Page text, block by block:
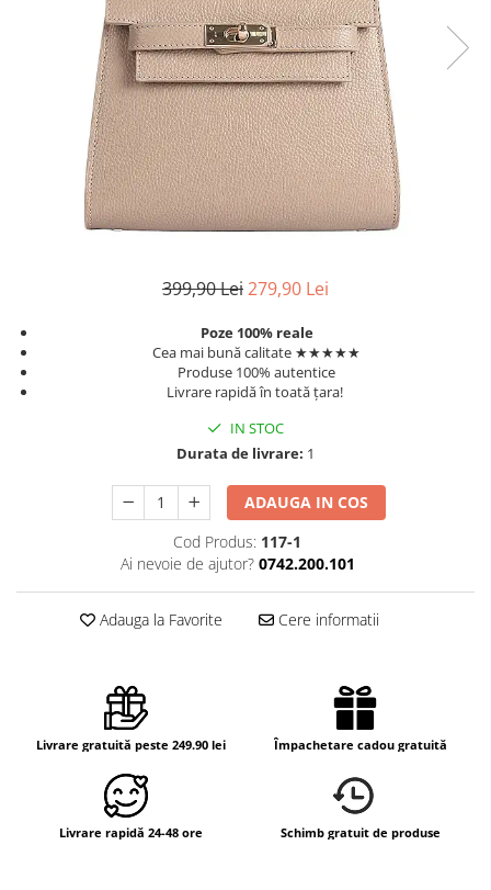
399,90 Lei279,90 Lei
Poze 100% reale
Cea mai bună calitate ★★★★★
Produse 100% autentice
Livrare rapidă în toată țara!
IN STOC
Durata de livrare: 1
ADAUGA IN COS
Cod Produs: 117-1
Ai nevoie de ajutor? 0742.200.101
Adauga la Favorite Cere informatii
Livrare gratuită peste 249.90 lei Împachetare cadou gratuită
Livrare rapidă 24-48 ore Schimb gratuit de produse